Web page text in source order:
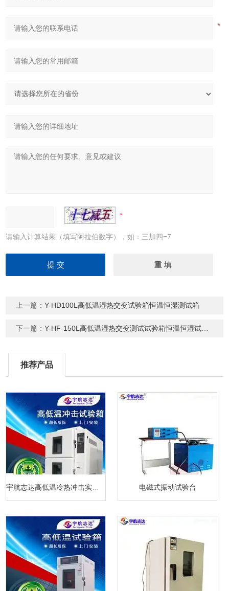
请输入计算结果（填写阿拉伯数字），如：三加四=7
上一篇：Y-HD100L高低温湿热交变试验箱恒温恒湿测试箱
下一篇：Y-HF-150L高低温湿热交变测试试验箱恒温恒湿试验机
推荐产品
电磁式振动试验台